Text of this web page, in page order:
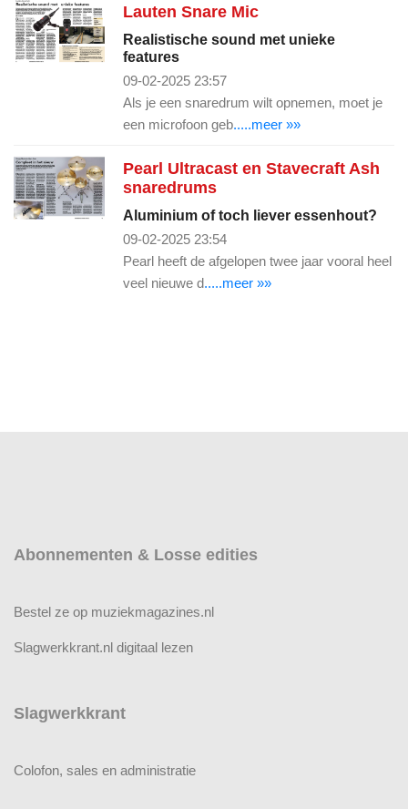
Lauten Snare Mic
Realistische sound met unieke
features
09-02-2025 23:57
Als je een snaredrum wilt opnemen, moet je
een microfoon geb.....meer »»
Pearl Ultracast en Stavecraft Ash
snaredrums
Aluminium of toch liever essenhout?
09-02-2025 23:54
Pearl heeft de afgelopen twee jaar vooral heel
veel nieuwe d.....meer »»
Abonnementen & Losse edities
Bestel ze op muziekmagazines.nl
Slagwerkkrant.nl digitaal lezen
Slagwerkkrant
Colofon, sales en administratie